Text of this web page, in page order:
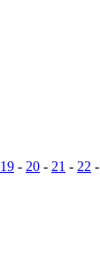
19 - 20 - 21 - 22 -